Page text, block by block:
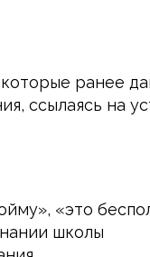
ранее
ссылаясь на
«это
школы